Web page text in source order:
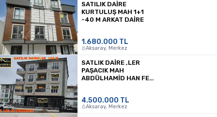
SATILIK DAİRE
KURTULUŞ MAH 1+1
-40 M ARKAT DAİRE
1.680.000 TL
Aksaray, Merkez
SATLIK DAİRE ,LER
PAŞACIK MAH
ABDÜLHAMID HAN FEN
4.500.000 TL
Aksaray, Merkez